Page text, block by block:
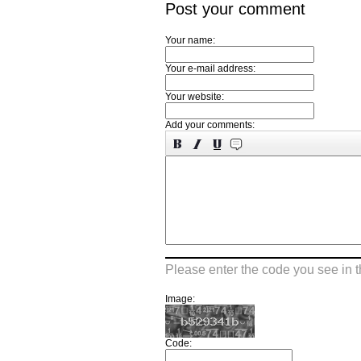
Post your comment
Your name:
Your e-mail address:
Your website:
Add your comments:
Please enter the code you see in
Image:
Code: